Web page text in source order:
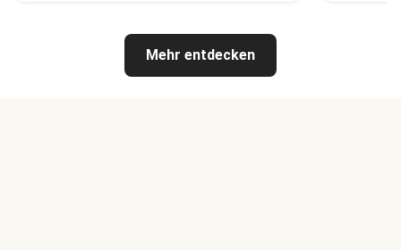
Mehr entdecken